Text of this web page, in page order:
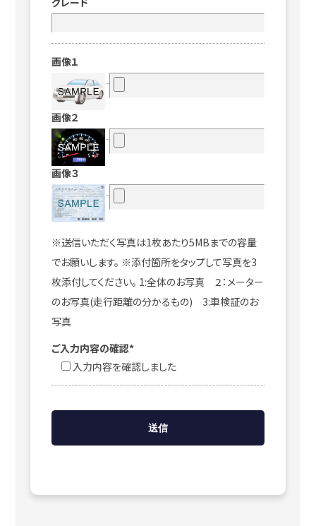
画像１
画像２
画像３
※送信いただく写真は1枚あたり5MBまでの容量
でお願いします。 ※添付箇所をタップして写真を3
枚添付してください。 1:全体のお写真 ２：メーター
のお写真(走行距離の分かるもの) 3:車検証のお
写真
ご入力内容の確認*
入力内容を確認しました